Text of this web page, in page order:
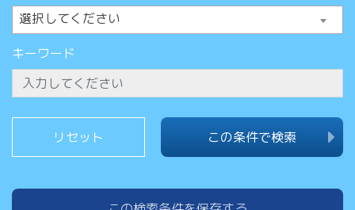
選択してください
キーワード
この条件で検索